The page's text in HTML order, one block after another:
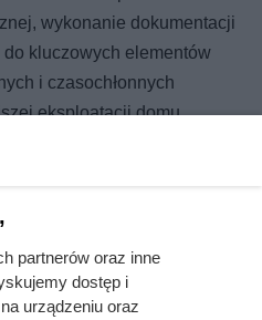
wykonanie dokumentacji
kluczowych elementów
i czasochłonnych
eksploatacji domu.
uciekła podczas
Powód do dziś
partnerów oraz inne
dostęp i
urządzeniu oraz